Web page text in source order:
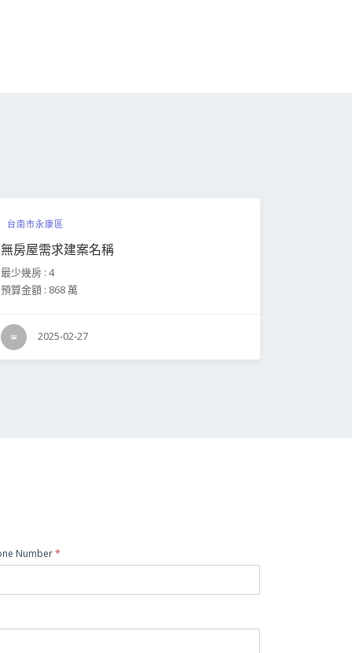
台南市永康區
無房屋需求建案名稱
最少幾房 : 4
預算金額 : 868 萬
2025-02-27
Number*